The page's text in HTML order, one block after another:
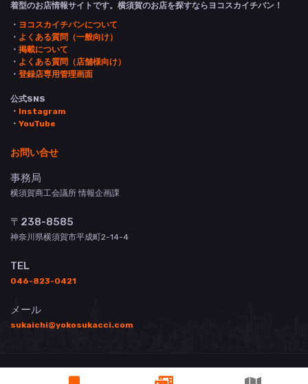
着型のお店情報サイトです。横須賀のお店を探すならヨコスカイチバン！
・ ヨコスカイチバンについて
・ よくある質問（一般向け）
・ 掲載について
・ よくある質問（店舗様向け）
・ 登録店専用管理画面
公式SNS
・ Instagram
・ YouTube
お問い合せ
事務局
横須賀商工会議所 情報企画課
〒238-8585
神奈川県横須賀市平成町2-14-4
TEL
046-823-0421
メール
sukaichi@yokosukacci.com
© 横須賀商工会議所 All Rights Reserved.